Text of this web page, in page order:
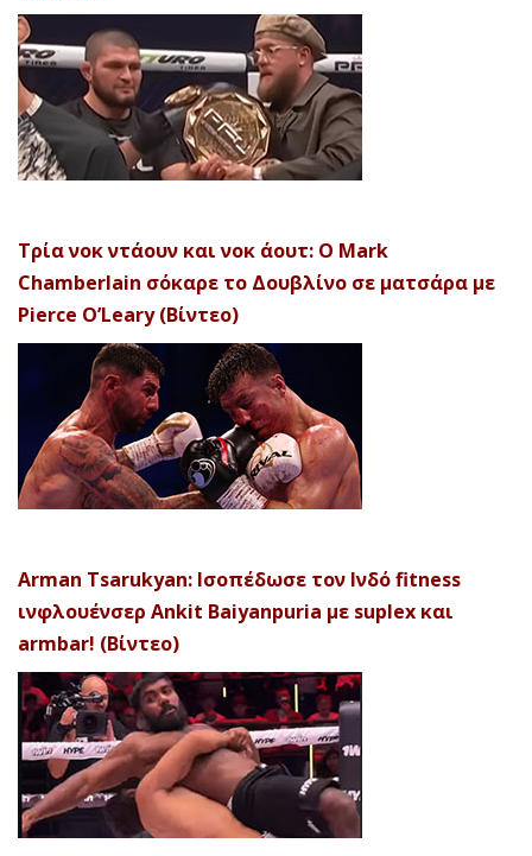
Τρία νοκ ντάουν και νοκ άουτ: Ο Mark
Chamberlain σόκαρε το Δουβλίνο σε ματσάρα με
Pierce O’Leary (Βίντεο)
Arman Tsarukyan: Ισοπέδωσε τον Ινδό fitness
ινφλουένσερ Ankit Baiyanpuria με suplex και
armbar! (Βίντεο)